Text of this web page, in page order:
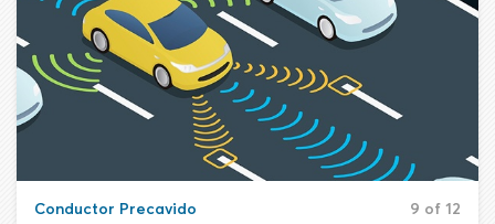
medida que te mueves en la carretera.
Conductor Precavido 9 of 12